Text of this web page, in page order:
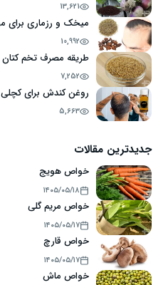
13,621
میخک و رزماری برای
10,992
طریقه مصرف تخم
7,252
روغن کندش برای کچلی
5,663
جدیدترین مقالات
خواص هویج
۱۴۰۵/۰۵/۱۸
خواص مریم گلی
۱۴۰۵/۰۵/۱۷
خواص قارچ
۱۴۰۵/۰۵/۱۷
خواص ماش